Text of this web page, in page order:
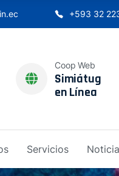
+593 32
Coop Web
Simiátug
en Línea
Servicios